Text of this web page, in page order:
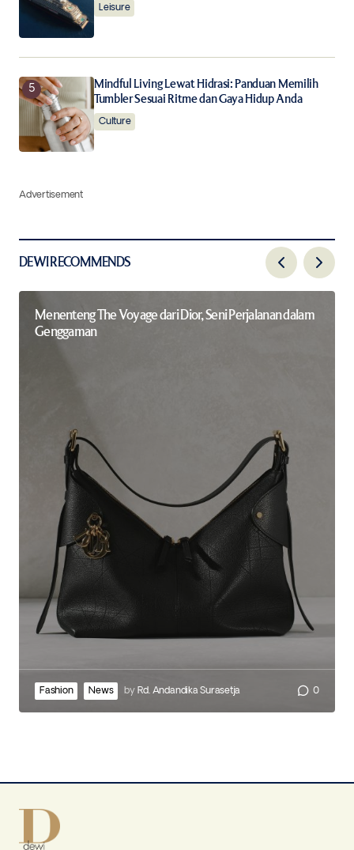
Leisure
Mindful Living Lewat Hidrasi: Panduan Memilih
Tumbler Sesuai Ritme dan Gaya Hidup Anda
Culture
Advertisement
DEWI RECOMMENDS
Menenteng The Voyage dari Dior, Seni Perjalanan dalam
Genggaman
Fashion News by Rd. Andandika Surasetja 0